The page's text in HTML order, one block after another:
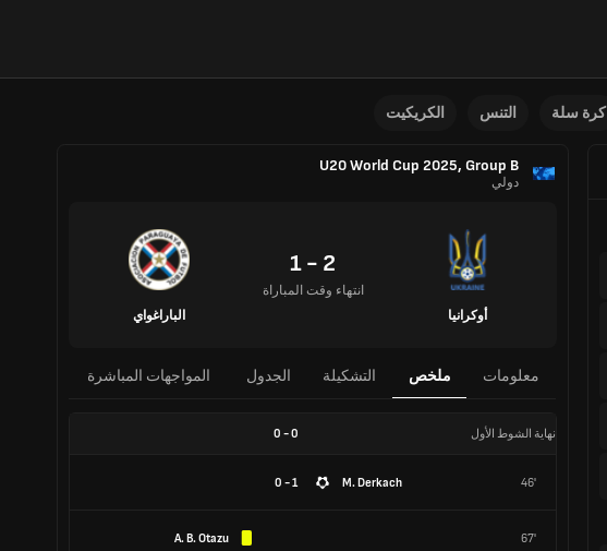
كرة سلة التنس الكريكيت
U20 World Cup 2025, Group B
دولي
أوكرانيا
2 - 1
انتهاء وقت المباراة
الباراغواي
معلومات ملخص التشكيلة الجدول المواجهات المباشرة
نهاية الشوط الأول 0
-
0
46'
M. Derkach
1 - 0
67'
A. B. Otazu